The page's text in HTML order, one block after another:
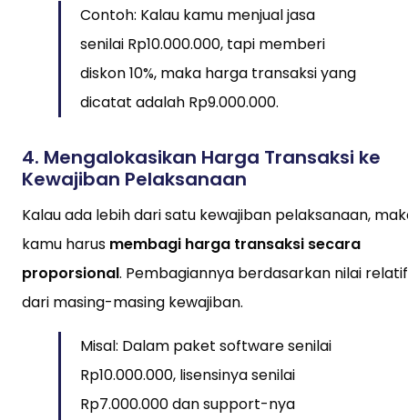
Contoh: Kalau kamu menjual jasa
senilai Rp10.000.000, tapi memberi
diskon 10%, maka harga transaksi yang
dicatat adalah Rp9.000.000.
4. Mengalokasikan Harga Transaksi ke
Kewajiban Pelaksanaan
Kalau ada lebih dari satu kewajiban pelaksanaan,
kamu harus membagi harga transaksi secara
proporsional. Pembagiannya berdasarkan nilai relatif
dari masing-masing kewajiban.
Misal: Dalam paket software senilai
Rp10.000.000, lisensinya senilai
Rp7.000.000 dan support-nya